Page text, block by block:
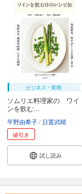
ビジネス・実用
ソムリエ料理家の ワイ
ンを飲む...
平野由希子 日置武晴
値引き
試し読み